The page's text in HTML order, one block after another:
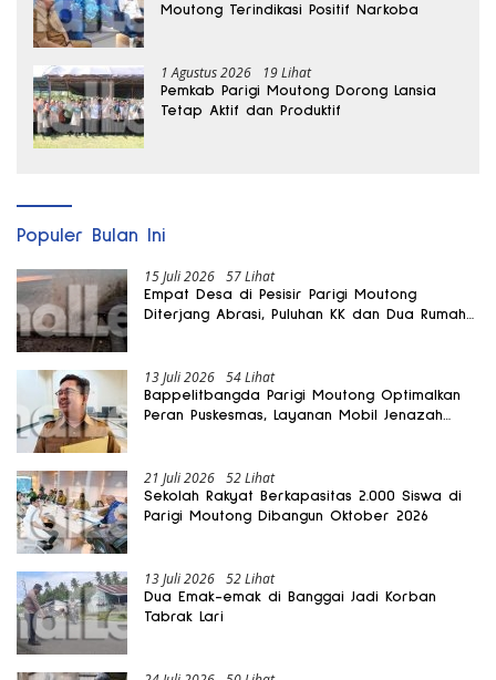
Moutong Terindikasi Positif Narkoba
1 Agustus 2026 19 Lihat
Pemkab Parigi Moutong Dorong Lansia
Tetap Aktif dan Produktif
Populer Bulan Ini
15 Juli 2026 57 Lihat
Empat Desa di Pesisir Parigi Moutong
Diterjang Abrasi, Puluhan KK dan Dua Rumah
13 Juli 2026 54 Lihat
Bappelitbangda Parigi Moutong Optimalkan
Peran Puskesmas, Layanan Mobil Jenazah
21 Juli 2026 52 Lihat
Sekolah Rakyat Berkapasitas 2.000 Siswa di
Parigi Moutong Dibangun Oktober 2026
13 Juli 2026 52 Lihat
Dua Emak-emak di Banggai Jadi Korban
Tabrak Lari